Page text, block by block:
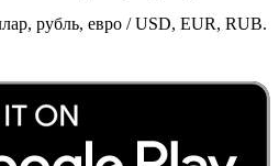
рубль, евро / USD, EUR, RUB.